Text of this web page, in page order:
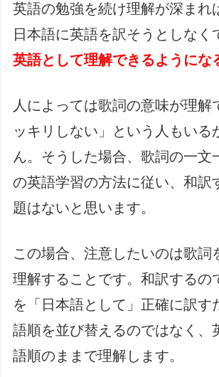
英語の勉強を続け理解が深まれ
日本語に英語を訳そうとしなく
英語として理解できるようにな
人によっては歌詞の意味が理解
ッキリしない」という人もいる
ん。そうした場合、歌詞の一文
の英語学習の方法に従い、和訳
題はないと思います。
この場合、注意したいのは歌詞
理解することです。和訳するの
を「日本語として」正確に訳す
語順を並び替えるのではなく、
語順のままで理解します。